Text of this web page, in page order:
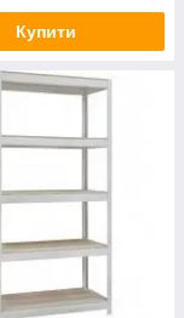
Купити